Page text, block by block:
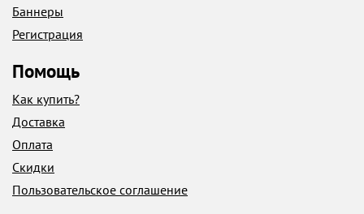
Баннеры
Регистрация
Помощь
Как купить?
Доставка
Оплата
Скидки
Пользовательское соглашение